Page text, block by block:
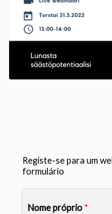
Registe-se para um
formulário
Nome próprio *